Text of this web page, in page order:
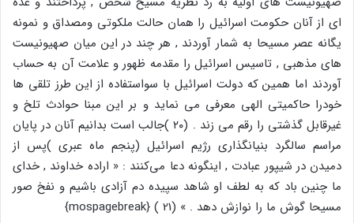
ای از آنان حکومت اسرائیل را همان حالت ملکوتی ومصداق و نمونه
یگانه عصر مسیحا به شمار آوردند , هر چند در این میان صهیونیست
های مذهبی , تاسیس اسرائیل را مقدمه ظهور و علامت آن به حساب
آوردند اما همین که دولت اسرائیل با سواستفاده از این طرز تلقی ها
خودرا حاکمیتی الهی معرفی می نماید و بر این مبنا حوادث تلخ و
غیرقابل گذشتی را رقم می زند . (۲۰ )جالب است بدانیم آنان در پایان
مراسم سالگرد بنیانگذاری رژیم اسرائیل (پنجم ماه عبری )پس از
دمیدن در شیپور عبادت , اینگونه دعا می‌کنند : « اراده خداوند , خدای
ما چنین باد که به لطف او شاهد سپیده دم آزادی باشیم و نفخ صور
مسیحا گوش ما را نوازش دهد . » (21 ) {mospagebreak}